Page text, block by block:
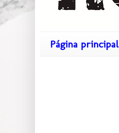
Página principal